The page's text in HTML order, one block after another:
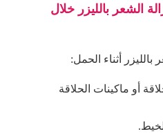
الشعر بالليزر خلال
أثناء الحمل:
أو ماكينات الحلاقة